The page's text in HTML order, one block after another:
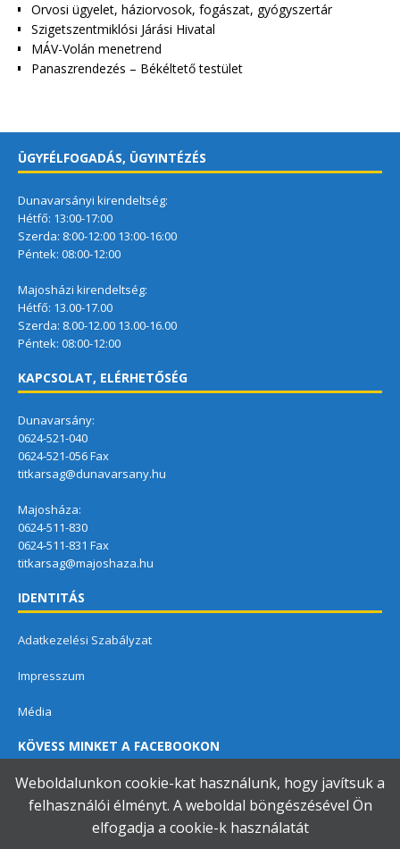
Orvosi ügyelet, háziorvosok, fogászat, gyógyszertár
Szigetszentmiklósi Járási Hivatal
MÁV-Volán menetrend
Panaszrendezés – Békéltető testület
ÜGYFÉLFOGADÁS, ÜGYINTÉZÉS
Dunavarsányi kirendeltség:
Hétfő: 13:00-17:00
Szerda: 8:00-12:00 13:00-16:00
Péntek: 08:00-12:00
Majosházi kirendeltség:
Hétfő: 13.00-17.00
Szerda: 8.00-12.00 13.00-16.00
Péntek: 08:00-12:00
KAPCSOLAT, ELÉRHETŐSÉG
Dunavarsány:
0624-521-040
0624-521-056 Fax
titkarsag@dunavarsany.hu
Majosháza:
0624-511-830
0624-511-831 Fax
titkarsag@majoshaza.hu
IDENTITÁS
Adatkezelési Szabályzat
Impresszum
Média
KÖVESS MINKET A FACEBOOKON
Weboldalunkon cookie-kat használunk, hogy javítsuk a
felhasználói élményt. A weboldal böngészésével Ön
elfogadja a cookie-k használatát